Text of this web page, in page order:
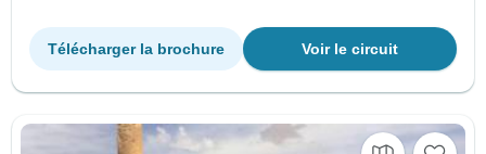
Voir le circuit
Télécharger la brochure